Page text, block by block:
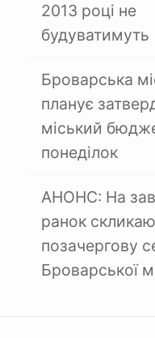
2013 році не
будуватимуть
Броварська
планує
міський
понеділок
АНОНС: На
ранок
позачергову
Броварської